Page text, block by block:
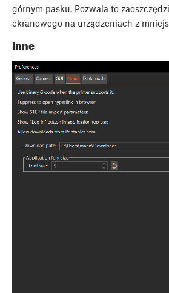
górnym pasku. Pozwala to
ekranowego na urządzeniach z
Inne